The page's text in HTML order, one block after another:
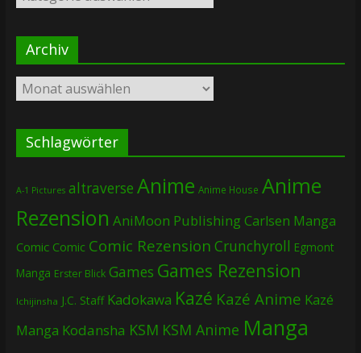
Archiv
Archiv
Schlagwörter
A-1 Pictures altraverse Anime Anime House Anime
Rezension AniMoon PublishingCarlsen Manga
Comic Comic Comic Rezension Crunchyroll Egmont
Manga Erster Blick Games Games Rezension
Ichijinsha J.C. Staff Kadokawa Kazé Kazé Anime Kazé
Manga Kodansha KSM KSM Anime Manga